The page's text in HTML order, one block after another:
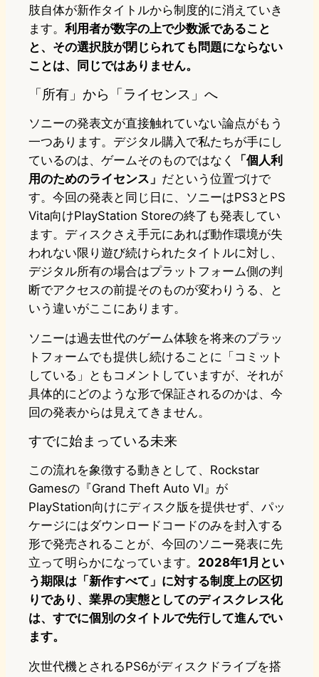
肢自体が新作タイトルから制度的に消えていき
ます。 利用者が数字の上で少数派であること
と、その選択肢が閉じられても問題にならない
ことは、同じではありません。
「所有」から「ライセンス」へ
ソニーの発表文が直接触れていない論点がもう
一つあります。デジタル購入で私たちが手にし
ているのは、ゲームそのものではなく
「個人利
用のためのライセンス」 だという位置づけで
す。今回の発表と同じ日に、ソニーはPS3とPS
Vita向けPlayStation Storeの終了も発表してい
ます。ディスクさえ手元にあれば動作環境が失
われない限り遊び続けられたタイトルに対し、
デジタル所有の場合はプラットフォーム側の判
断でアクセスの前提そのものが変わりうる、と
いう違いがここにあります。
ソニーは過去世代のゲーム体験を将来のプラッ
トフォームでも提供し続けることに「コミット
している」ともコメントしていますが、それが
具体的にどのような形で保証されるのかは、今
回の発表からは見えてきません。
すでに始まっている未来
この流れを象徴する動きとして、Rockstar
Gamesの『Grand Theft Auto VI』が
PlayStation向けにディスク版を提供せず、パッ
ケージにはダウンロードコードのみを封入する
形で発売されることが、今回のソニー発表に先
立って明らかになっています。 2028年1月とい
う期限は「新作すべて」に対する制度上の区切
りであり、業界の実態としてのディスクレス化
は、すでに個別のタイトルで先行して進んでい
ます。
次世代機とされるPS6がディスクドライブを搭